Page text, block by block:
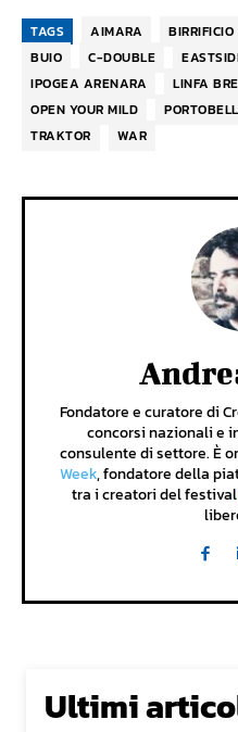
TAGS AIMARA
BUIO
C-DOUBLE
IPOGEA ARENARA
LINFA
OPEN YOUR MILD
TRAKTOR
WAR
Fondatore e curatore di
concorsi nazionali e
consulente di settore. È
Week, fondatore della
tra i creatori del festival
Ultimi